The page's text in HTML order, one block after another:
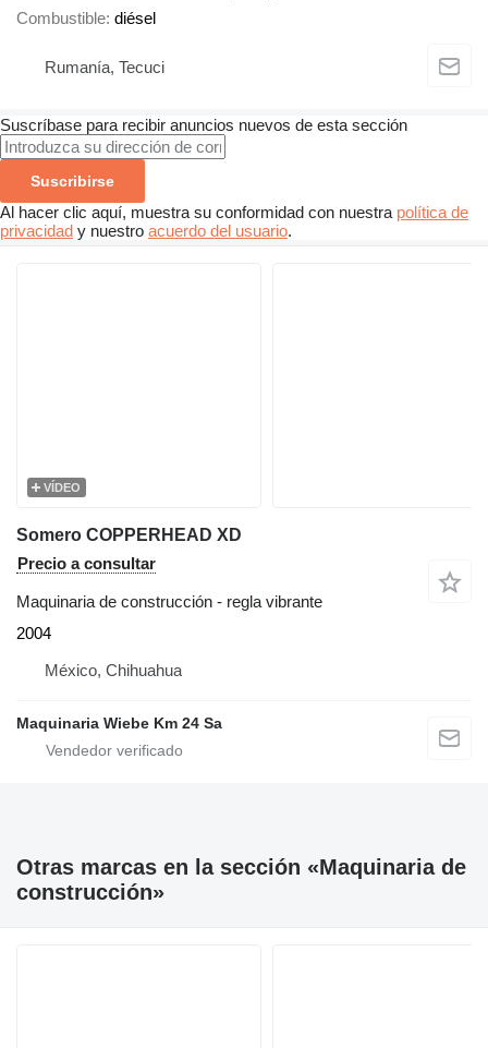
Combustible diésel
Rumanía, Tecuci
Suscríbase para recibir anuncios nuevos de esta sección
Suscribirse
Al hacer clic aquí, muestra su conformidad con nuestra política de
privacidad y nuestro acuerdo del usuario.
VÍDEO
Somero COPPERHEAD XD
Precio a consultar
Maquinaria de construcción - regla vibrante
2004
México, Chihuahua
Maquinaria Wiebe Km 24 Sa
Otras marcas en la sección «Maquinaria de
construcción»